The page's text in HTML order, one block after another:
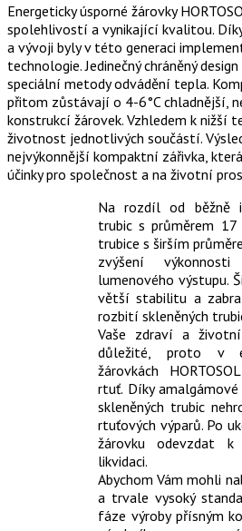
Energeticky úsporné žárovky
spolehlivostí a vynikající kvalitou.
a vývoji byly v této generaci
technologie. Jedinečný chráněný
speciální metody odvádění tepla.
přitom zůstávají o 4-6°C chladnější,
konstrukcí žárovek. Vzhledem k nižší
životnost jednotlivých součástí.
nejvýkonnější kompaktní zářivka,
účinky pro společnost a na životní
Na rozdíl od běžně
trubic s průměrem 17
trubice s širším
zvýšení
lumenového výstupu.
větší stabilitu a
rozbití skleněných
Vaše zdraví a
důležité, proto v
žárovkách
rtuť. Díky
skleněných trubic
rtuťových výparů. Po
žárovku odevzdat k
likvidaci.
Abychom Vám mohli
a trvale vysoký
fáze výroby přísným